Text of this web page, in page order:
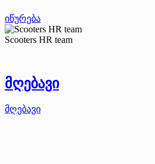
იწურება
Scooters HR team
მღებავი
მღებავი